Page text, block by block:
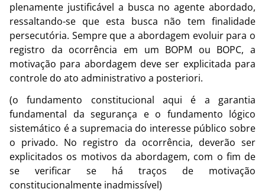
plenamente justificável a busca no agente abordado,
ressaltando-se que esta busca não tem finalidade
persecutória. Sempre que a abordagem evoluir para o
registro da ocorrência em um BOPM ou BOPC, a
motivação para abordagem deve ser explicitada para
controle do ato administrativo a posteriori.
(o fundamento constitucional aqui é a garantia
fundamental da segurança e o fundamento lógico
sistemático é a supremacia do interesse público sobre
o privado. No registro da ocorrência, deverão ser
explicitados os motivos da abordagem, com o fim de
se verificar se há traços de motivação
constitucionalmente inadmissível)